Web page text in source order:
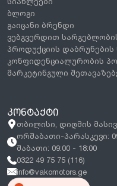
ბლოგი
გაიცანი ბრენდი
ვებგვერდით
პროდუქციის დაბრუნების
კონფიდენციალურობის
მარკეტინგული
ᲙᲝᲜᲢᲐᲥᲢᲘ
თბილისი, დიღმის
ორშაბათი-პარასკევი:
შაბათი: 09:00 - 18:00
0322 49 75 75 (116)
info@vakomotors.ge